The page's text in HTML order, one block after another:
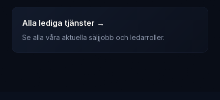
Alla lediga tjänster →
Se alla våra aktuella säljjobb och ledarroller.